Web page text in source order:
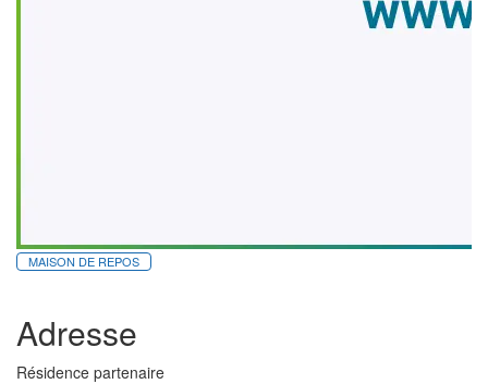
MAISON DE REPOS
Adresse
Résidence partenaire